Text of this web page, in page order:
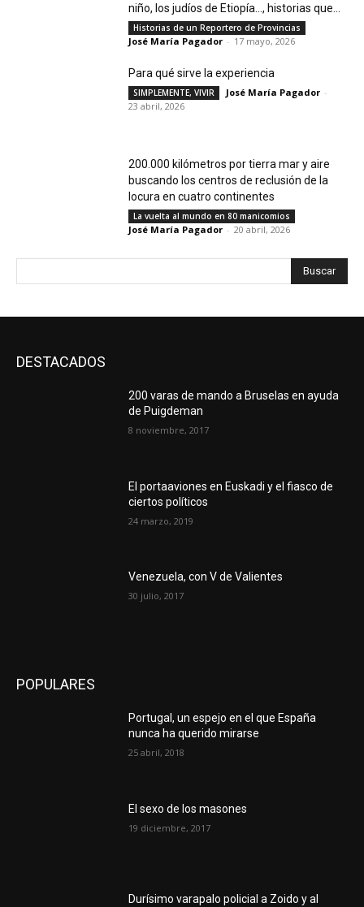
niño, los judíos de Etiopía…, historias que...
Historias de un Reportero de Provincias
José María Pagador - 17 mayo, 2026
Para qué sirve la experiencia
SIMPLEMENTE, VIVIR José María Pagador -
23 abril, 2026
200.000 kilómetros por tierra mar y aire
buscando los centros de reclusión de la
locura en cuatro continentes
La vuelta al mundo en 80 manicomios
José María Pagador - 20 abril, 2026
Buscar
DESTACADOS
200 varas de mando a Bruselas en ayuda
de Puigdeman
8 noviembre, 2017
El portaaviones en Euskadi y el fiasco de
ciertos políticos
24 marzo, 2019
Venezuela, con V de Valientes
30 julio, 2017
POPULARES
Portugal, un espejo en el que España
nunca ha querido mirarse
25 abril, 2018
El sexo de los masones
19 diciembre, 2017
Durísimo varapalo policial a Zoido y al